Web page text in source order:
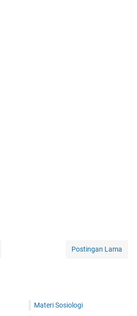
Postingan Lama
Materi Sosiologi